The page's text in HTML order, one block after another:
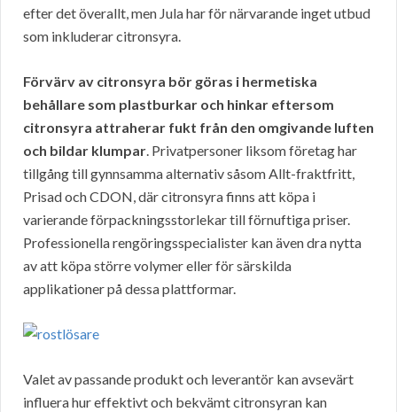
efter det överallt, men Jula har för närvarande inget utbud
som inkluderar citronsyra.
Förvärv av citronsyra bör göras i hermetiska
behållare som plastburkar och hinkar eftersom
citronsyra attraherar fukt från den omgivande luften
och bildar klumpar. Privatpersoner liksom företag har
tillgång till gynnsamma alternativ såsom Allt-fraktfritt,
Prisad och CDON, där citronsyra finns att köpa i
varierande förpackningsstorlekar till förnuftiga priser.
Professionella rengöringsspecialister kan även dra nytta
av att köpa större volymer eller för särskilda
applikationer på dessa plattformar.
Valet av passande produkt och leverantör kan avsevärt
influera hur effektivt och bekvämt citronsyran kan